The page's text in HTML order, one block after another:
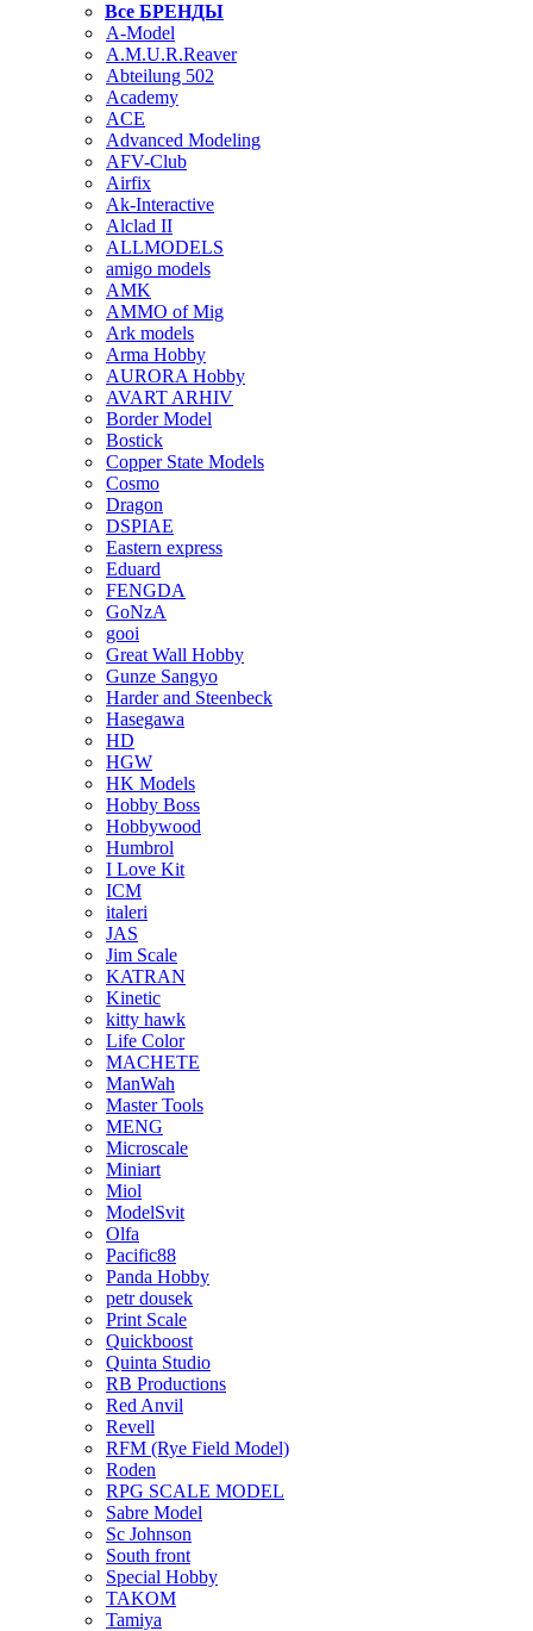
Все БРЕНДЫ
A-Model
A.M.U.R.Reaver
Abteilung 502
Academy
ACE
Advanced Modeling
AFV-Club
Airfix
Ak-Interactive
Alclad II
ALLMODELS
amigo models
AMK
AMMO of Mig
Ark models
Arma Hobby
AURORA Hobby
AVART ARHIV
Border Model
Bostick
Copper State Models
Cosmo
Dragon
DSPIAE
Eastern express
Eduard
FENGDA
GoNzA
gooi
Great Wall Hobby
Gunze Sangyo
Harder and Steenbeck
Hasegawa
HD
HGW
HK Models
Hobby Boss
Hobbywood
Humbrol
I Love Kit
ICM
italeri
JAS
Jim Scale
KATRAN
Kinetic
kitty hawk
Life Color
MACHETE
ManWah
Master Tools
MENG
Microscale
Miniart
Miol
ModelSvit
Olfa
Pacific88
Panda Hobby
petr dousek
Print Scale
Quickboost
Quinta Studio
RB Productions
Red Anvil
Revell
RFM (Rye Field Model)
Roden
RPG SCALE MODEL
Sabre Model
Sc Johnson
South front
Special Hobby
TAKOM
Tamiya